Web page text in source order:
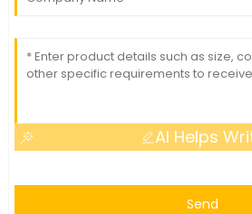
AI Helps
Send